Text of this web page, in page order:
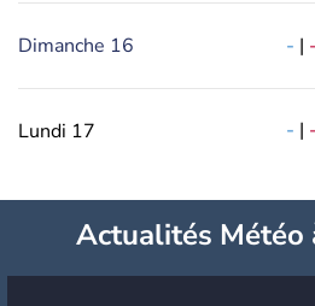
Dimanche 16 - | -
Lundi 17 - | -
Actualités Météo